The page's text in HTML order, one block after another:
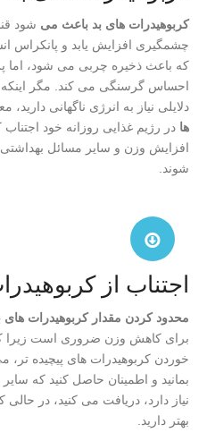
کربوهیدرات های بد باعث می شود
چشمگیری افزایش یابد و پانکراس
که باعث ذخیره چربی می شود، اما
احساس گرسنگی می کند. مگر اینکه
دلایلی نیاز به انرژی ناگهانی دارید،
ها در رژیم غذایی روزانه خود
افزایش وزن و سایر مسائل
شوند.
اجتناب از
محدود کردن مقدار کربوهیدرات های
برای کاهش وزن ضروری است زیرا
خوردن کربوهیدرات های پیچیده تر،
بمانید و اطمینان حاصل کنید که
نیاز دارد، دریافت می کنید، در
بهتر دارید.